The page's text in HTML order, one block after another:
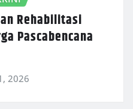
Rehabilitasi
Pascabencana
2026